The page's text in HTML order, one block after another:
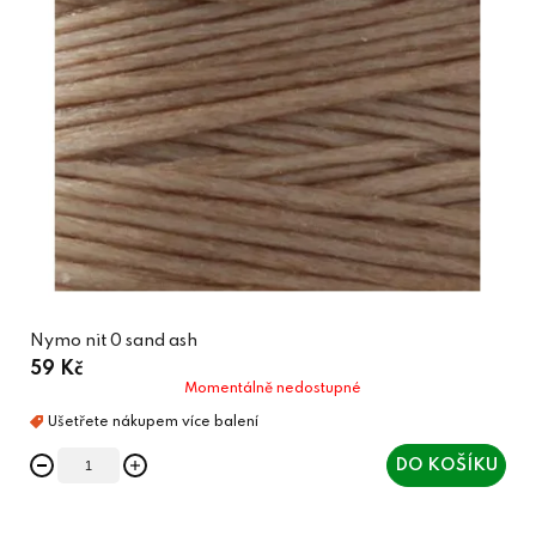
Nymo nit 0 sand ash
59 Kč
Momentálně nedostupné
DO KOŠÍKU